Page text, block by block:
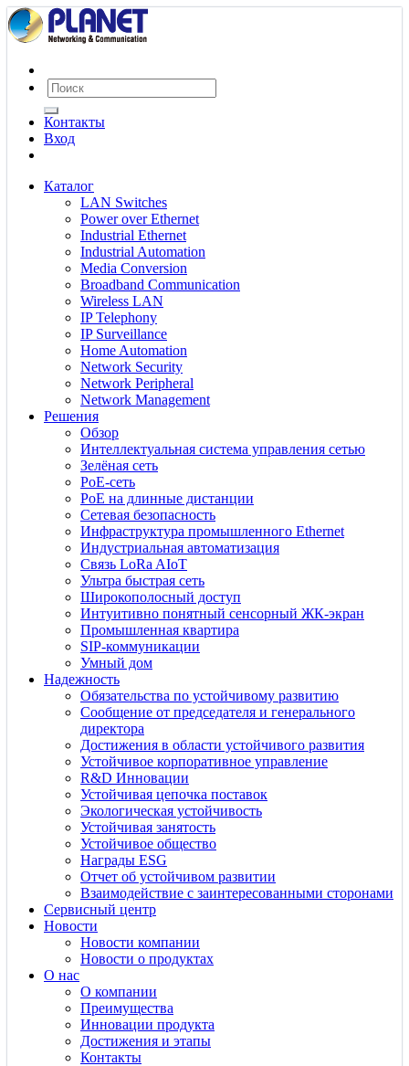
Контакты
Вход
Каталог
LAN Switches
Power over Ethernet
Industrial Ethernet
Industrial Automation
Media Conversion
Broadband Communication
Wireless LAN
IP Telephony
IP Surveillance
Home Automation
Network Security
Network Peripheral
Network Management
Решения
Обзор
Интеллектуальная система управления сетью
Зелёная сеть
PoE-сеть
PoE на длинные дистанции
Сетевая безопасность
Инфраструктура промышленного Ethernet
Индустриальная автоматизация
Связь LoRa AIoT
Ультра быстрая сеть
Широкополосный доступ
Интуитивно понятный сенсорный ЖК-экран
Промышленная квартира
SIP-коммуникации
Умный дом
Надежность
Обязательства по устойчивому развитию
Сообщение от председателя и генерального
директора
Достижения в области устойчивого развития
Устойчивое корпоративное управление
R&D Инновации
Устойчивая цепочка поставок
Экологическая устойчивость
Устойчивая занятость
Устойчивое общество
Награды ESG
Отчет об устойчивом развитии
Взаимодействие с заинтересованными сторонами
Сервисный центр
Новости
Новости компании
Новости о продуктах
О нас
О компании
Преимущества
Инновации продукта
Достижения и этапы
Контакты